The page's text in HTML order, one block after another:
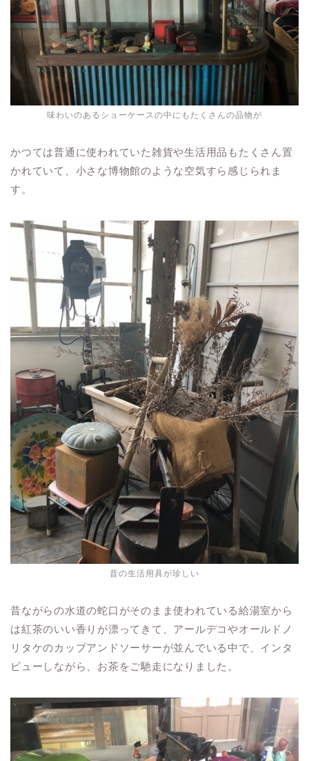
味わいのあるショーケースの中にもたくさんの品物が
かつては普通に使われていた雑貨や生活用品もたくさん置
かれていて、小さな博物館のような空気すら感じられま
す。
昔の生活用具が珍しい
昔ながらの水道の蛇口がそのまま使われている給湯室から
は紅茶のいい香りが漂ってきて、アールデコやオールドノ
リタケのカップアンドソーサーが並んでいる中で、インタ
ビューしながら、お茶をご馳走になりました。